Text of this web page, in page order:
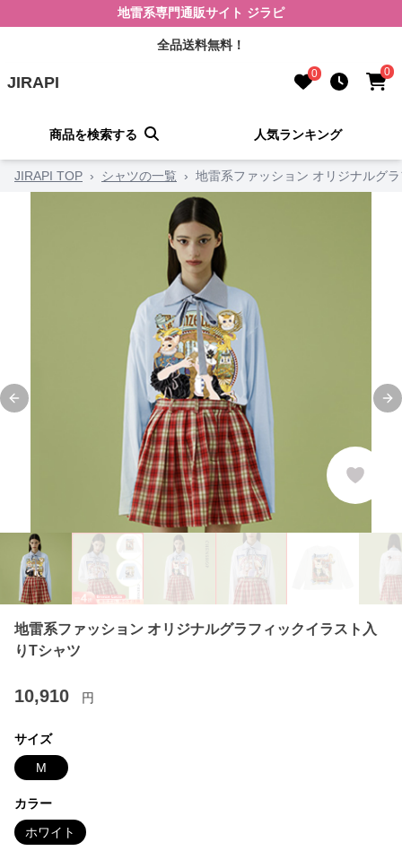
地雷系専門通販サイト ジラピ
全品送料無料！
JIRAPI 0 0
商品を検索する 人気ランキング
JIRAPI TOP › シャツの一覧 › 地雷系ファッション オリジナルグ
Previous slide
地雷系ファッション オリジナルグラフィックイラスト入
りTシャツ
10,910 円
サイズ
M
カラー
ホワイト